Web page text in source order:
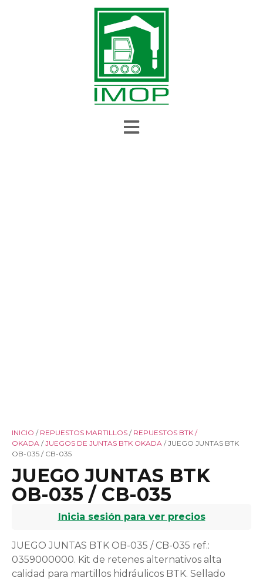
INICIO / REPUESTOS MARTILLOS / REPUESTOS BTK /
OKADA /JUEGOS DE JUNTAS BTK OKADA / JUEGO JUNTAS BTK
OB-035 / CB-035
JUEGO JUNTAS BTK
OB-035 / CB-035
Inicia sesión para ver precios
JUEGO JUNTAS BTK OB-035 / CB-035 ref.:
0359000000. Kit de retenes alternativos alta
calidad para martillos hidráulicos BTK. Sellado